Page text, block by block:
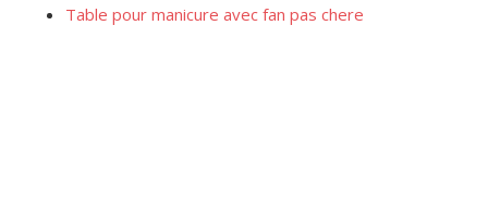
Table pour manicure avec fan pas chere